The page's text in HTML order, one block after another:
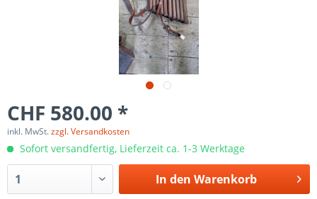
CHF 580.00 *
inkl. MwSt.zzgl. Versandkosten
Sofort versandfertig, Lieferzeit ca. 1-3 Werktage
In den Warenkorb